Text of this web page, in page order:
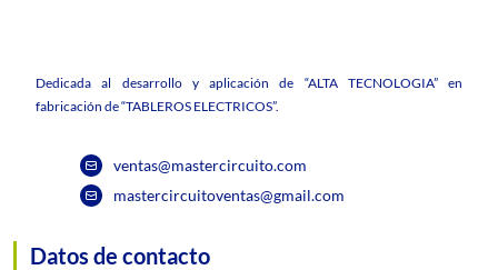
Dedicada al desarrollo y aplicación de “ALTA TECNOLOGIA” en
fabricación de “TABLEROS ELECTRICOS”.
ventas@mastercircuito.com
mastercircuitoventas@gmail.com
Datos de contacto